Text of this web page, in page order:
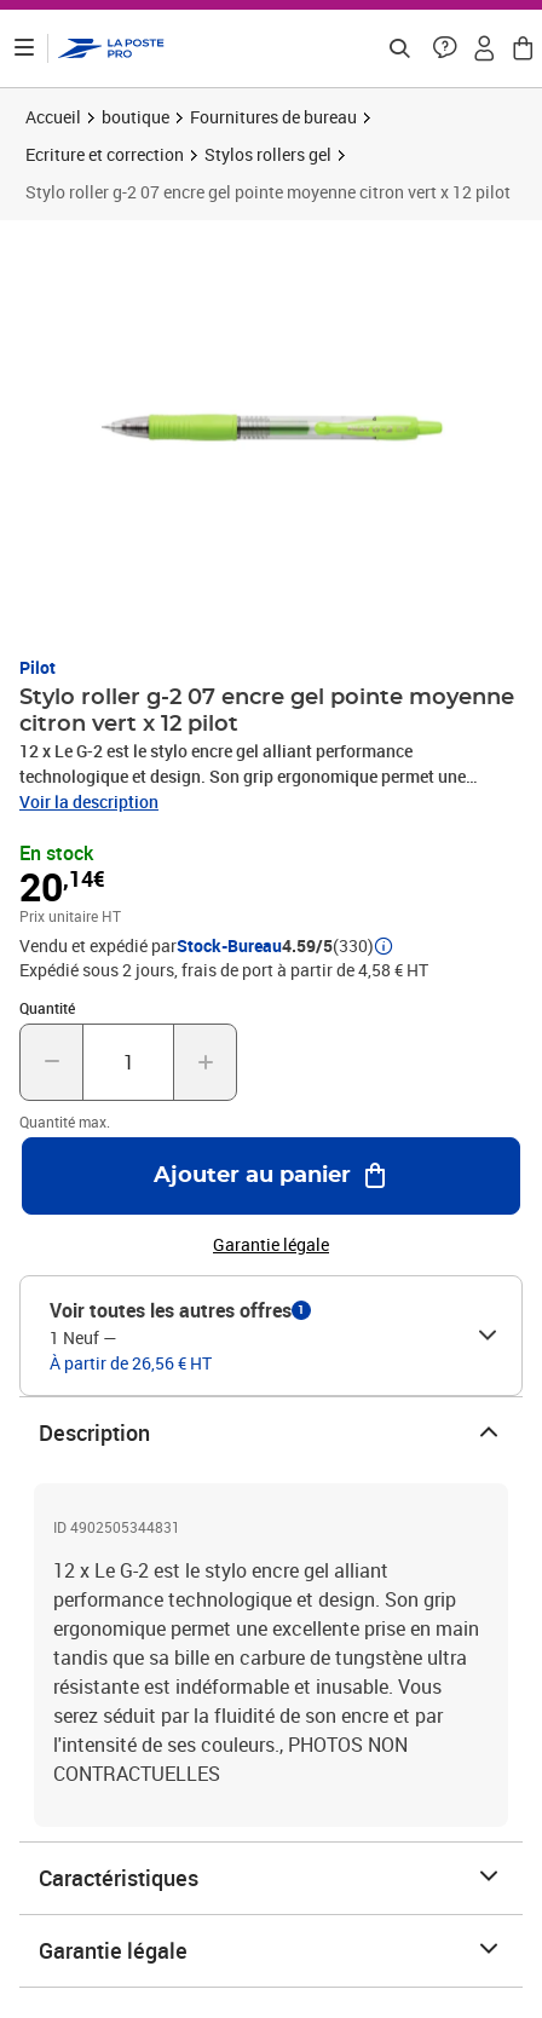
Accueil boutique
Fournitures de bureau
Ecriture et correction
Stylos rollers gel
Stylo roller g-2 07 encre gel pointe moyenne citron vert x 12 pilot
Pilot
Stylo roller g-2 07 encre gel pointe moyenne
citron vert x 12 pilot
12 x Le G-2 est le stylo encre gel alliant performance
technologique et design. Son grip ergonomique permet une
excellente prise en main tandis que sa bille en carbure de
serez séduit par la fluidité de son encre et par l'intensité de ses
couleurs., PHOTOS NON CONTRACTUELLES
Voir la description
En stock
20,14€
Prix unitaire HT
Vendu et expédié parStock-Bureau4.59/5(330)
Expédié sous 2 jours, frais de port à partir de 4,58 € HT
Quantité
Quantité : 1
Quantité max.
Ajouter au panier
Garantie légale
Voir toutes les autres offres 1
1 Neuf —
À partir de 26,56 € HT
Description
ID 4902505344831
12 x Le G-2 est le stylo encre gel alliant
performance technologique et design. Son grip
ergonomique permet une excellente prise en main
tandis que sa bille en carbure de tungstène ultra
résistante est indéformable et inusable. Vous
serez séduit par la fluidité de son encre et par
l'intensité de ses couleurs., PHOTOS NON
CONTRACTUELLES
Caractéristiques
Garantie légale